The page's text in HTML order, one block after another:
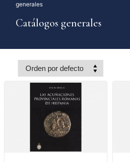
generales
Catálogos generales